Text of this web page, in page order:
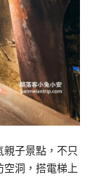
子景點，不只
空洞，搭電梯上